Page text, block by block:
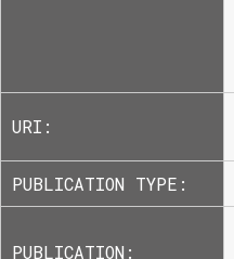
URI:
PUBLICATION TYPE:
PUBLICATION: